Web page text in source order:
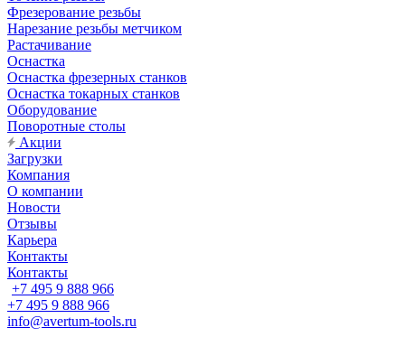
Фрезерование резьбы
Нарезание резьбы метчиком
Растачивание
Оснастка
Оснастка фрезерных станков
Оснастка токарных станков
Оборудование
Поворотные столы
Акции
Загрузки
Компания
О компании
Новости
Отзывы
Карьера
Контакты
Контакты
+7 495 9 888 966
+7 495 9 888 966
info@avertum-tools.ru